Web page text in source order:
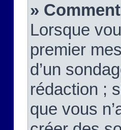
»
Lorsque
premier
d’un
rédaction ;
que vous